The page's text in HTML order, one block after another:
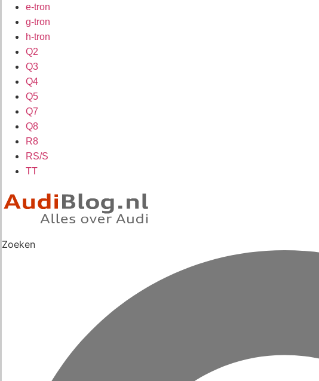
e-tron
g-tron
h-tron
Q2
Q3
Q4
Q5
Q7
Q8
R8
RS/S
TT
Zoeken